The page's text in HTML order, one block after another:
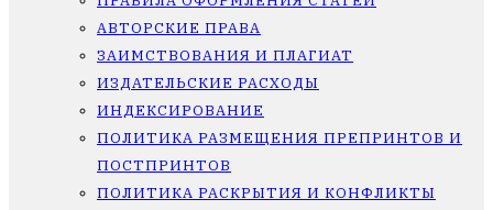
АВТОРСКИЕ ПРАВА
ЗАИМСТВОВАНИЯ И ПЛАГИАТ
ИЗДАТЕЛЬСКИЕ РАСХОДЫ
ИНДЕКСИРОВАНИЕ
ПОЛИТИКА РАЗМЕЩЕНИЯ ПРЕПРИНТОВ И
ПОСТПРИНТОВ
ПОЛИТИКА РАСКРЫТИЯ И КОНФЛИКТЫ